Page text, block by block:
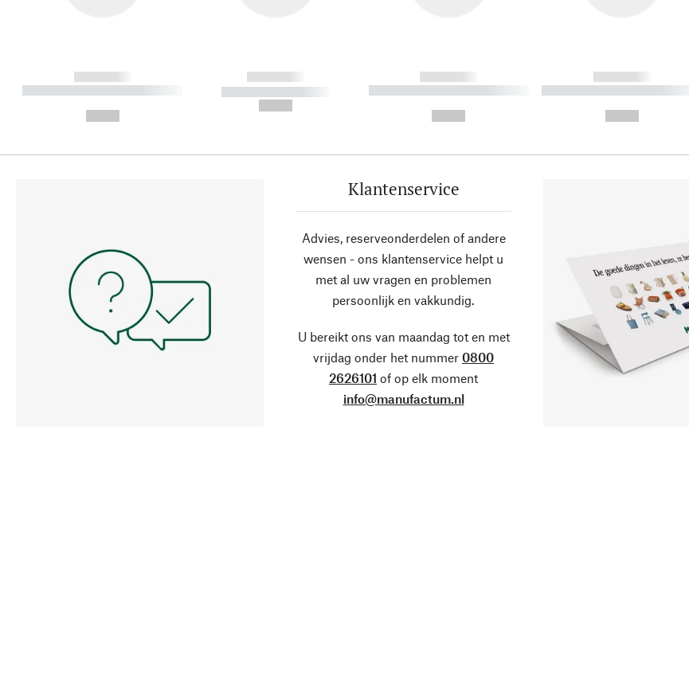
------------
----------- ----------- ----------
------------
----------- -----------
------------
----------- ----------- ----------
------------
----------- -----------
Klantenservice
Advies, reserveonderdelen of andere
wensen - ons klantenservice helpt u
met al uw vragen en problemen
persoonlijk en vakkundig.
U bereikt ons van maandag tot en met
vrijdag onder het nummer 0800
2626101 of op elk moment
info@manufactum.nl